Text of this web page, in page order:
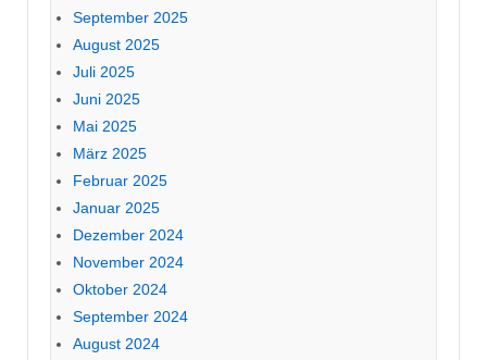
September 2025
August 2025
Juli 2025
Juni 2025
Mai 2025
März 2025
Februar 2025
Januar 2025
Dezember 2024
November 2024
Oktober 2024
September 2024
August 2024